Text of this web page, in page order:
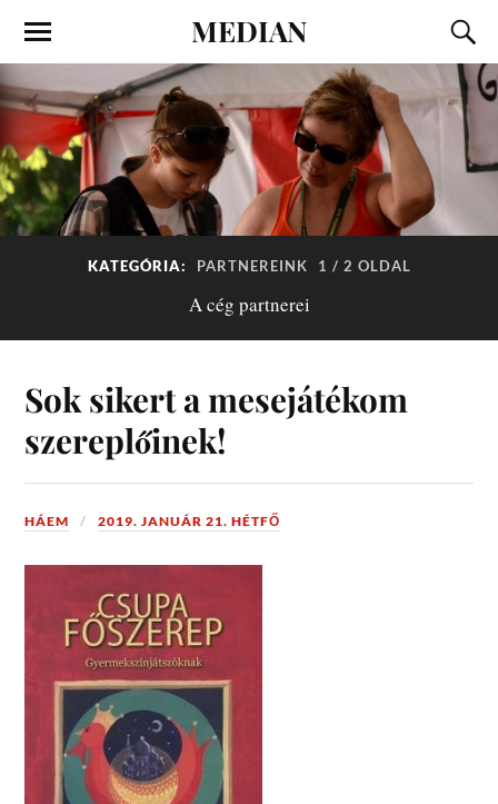
MEDIAN
KATEGÓRIA: PARTNEREINK 1 / 2 OLDAL
A cég partnerei
Sok sikert a mesejátékom
szereplőinek!
HÁEM 2019. JANUÁR 21. HÉTFŐ